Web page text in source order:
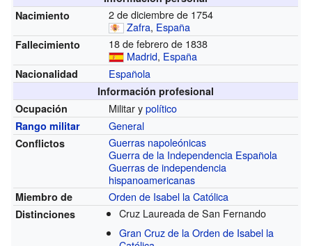
Nacimiento
2 de diciembre de 1754
Zafra, España
Fallecimiento
18 de febrero de 1838
Madrid, España
Nacionalidad Española
Información profesional
Ocupación
Militar ypolítico
Rango militar General
Conflictos
Guerras napoleónicas
Guerra de la Independencia Española
Guerras de independencia
hispanoamericanas
Miembro de Orden de Isabel la Católica
Distinciones
Cruz Laureada de San Fernando
Gran Cruz de la Orden de Isabel la